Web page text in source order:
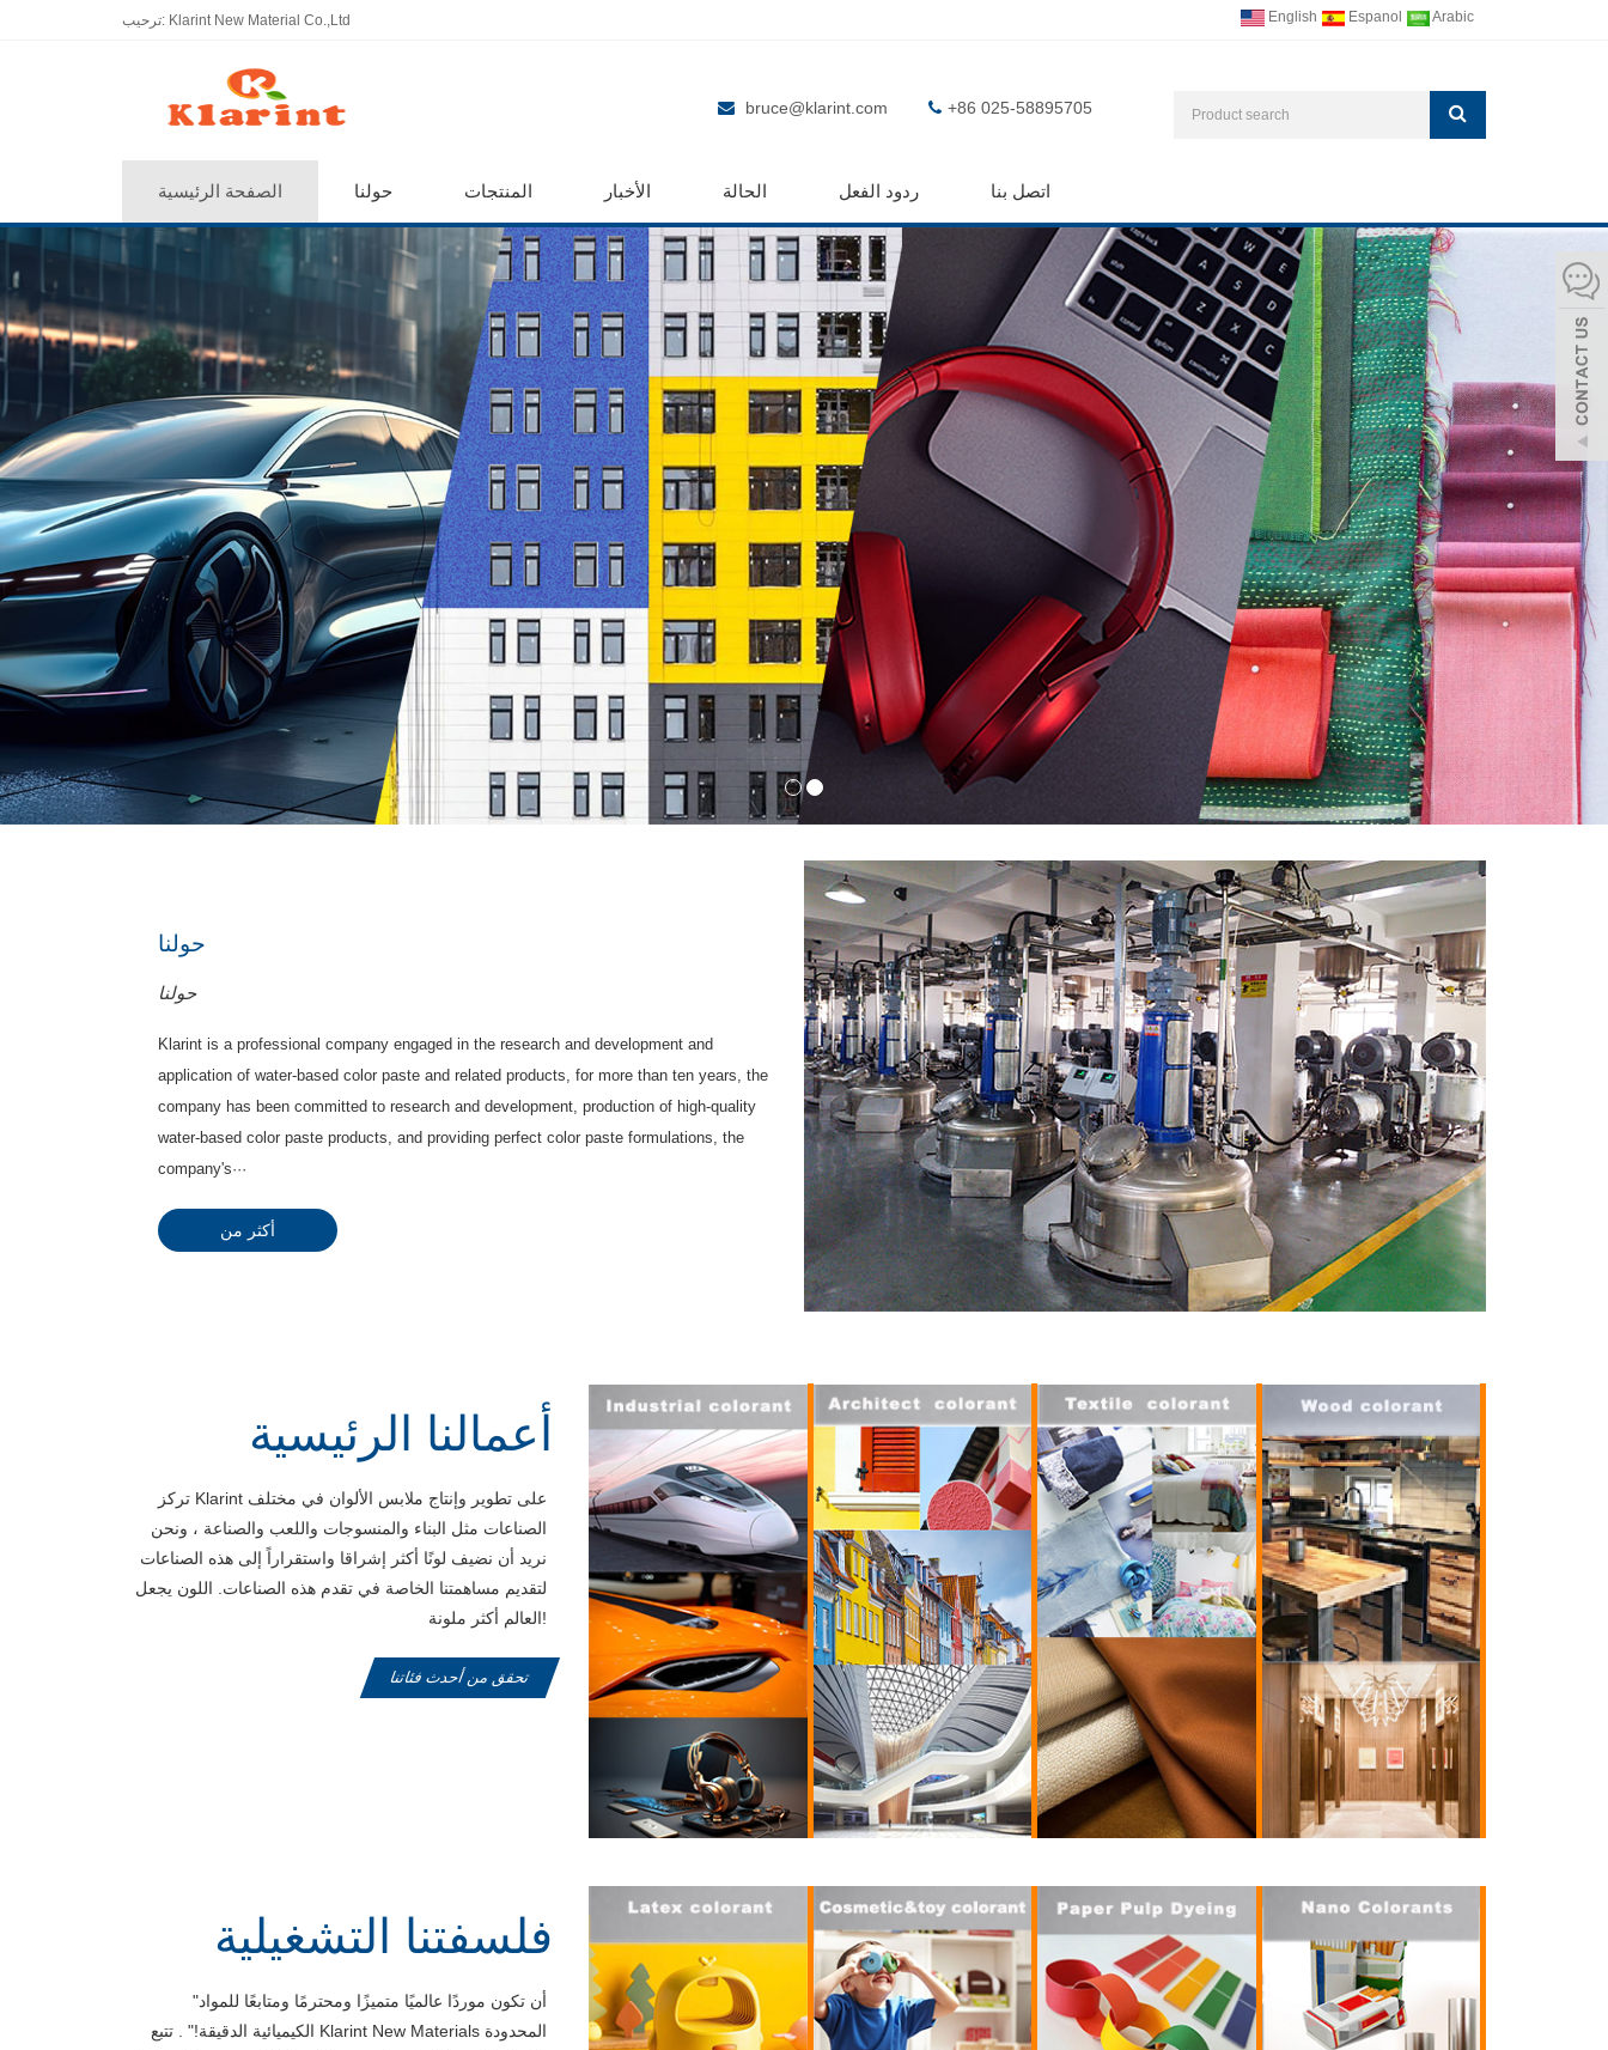
ترحيب: Klarint New Material Co.,Ltd English Espanol Arabic
bruce@klarint.com +86 025-58895705
الصفحة الرئيسية حولنا المنتجات الأخبار الحالة ردود الفعل اتصل بنا
حولنا
حولنا
Klarint is a professional company engaged in the research and development and
application of water-based color paste and related products, for more than ten years, the
company has been committed to research and development, production of high-quality
water-based color paste products, and providing perfect color paste formulations, the
company's···
أكثر من
أعمالنا الرئيسية
تركز Klarint على تطوير وإنتاج ملابس الألوان في مختلف
الصناعات مثل البناء والمنسوجات واللعب والصناعة ، ونحن
نريد أن نضيف لونًا أكثر إشراقا واستقراراً إلى هذه الصناعات
لتقديم مساهمتنا الخاصة في تقدم هذه الصناعات. اللون يجعل
العالم أكثر ملونة!
تحقق من أحدث فئاتنا
فلسفتنا التشغيلية
"أن تكون موردًا عالميًا متميزًا ومحترمًا ومتابعًا للمواد
الكيميائية الدقيقة!" . تتبع Klarint New Materials المحدودة